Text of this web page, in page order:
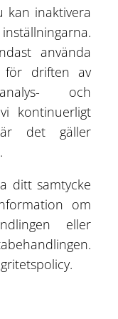
bekanta dig
varför
designats
kan inaktivera
använda
för driften av
och
kontinuerligt
det gäller
ditt samtycke
om
eller